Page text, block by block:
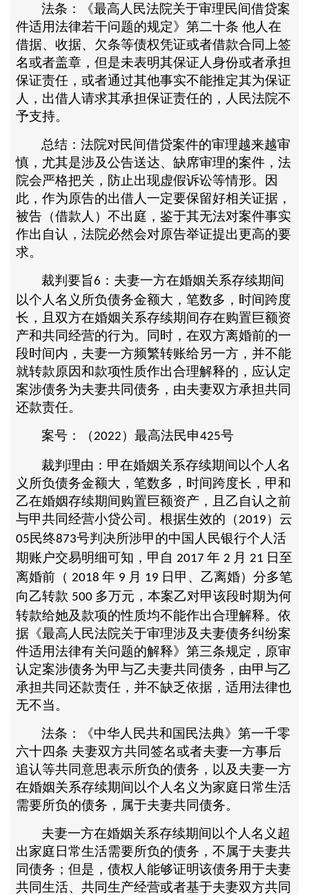
法条：《最高人民法院关于审理民间借贷案
件适用法律若干问题的规定》第二十条 他人在
借据、收据、欠条等债权凭证或者借款合同上签
名或者盖章，但是未表明其保证人身份或者承担
保证责任，或者通过其他事实不能推定其为保证
人，出借人请求其承担保证责任的，人民法院不
予支持。
总结：法院对民间借贷案件的审理越来越审
慎，尤其是涉及公告送达、缺席审理的案件，法
院会严格把关，防止出现虚假诉讼等情形。因
此，作为原告的出借人一定要保留好相关证据，
被告（借款人）不出庭，鉴于其无法对案件事实
作出自认，法院必然会对原告举证提出更高的要
求。
裁判要旨6 ：夫妻一方在婚姻关系存续期间
以个人名义所负债务金额大，笔数多，时间跨度
长，且双方在婚姻关系存续期间存在购置巨额资
产和共同经营的行为。同时，在双方离婚前的一
段时间内，夫妻一方频繁转账给另一方，并不能
就转款原因和款项性质作出合理解释的，应认定
案涉债务为夫妻共同债务，由夫妻双方承担共同
还款责任。
案号：（2022 ）最高法民申425号
裁判理由：甲在婚姻关系存续期间以个人名
义所负债务金额大，笔数多，时间跨度长，甲和
乙在婚姻存续期间购置巨额资产，且乙自认之前
与甲共同经营小贷公司。根据生效的（2019 ）云
05民终873号判决所涉甲的中国人民银行个人活
期账户交易明细可知，甲自 2017年 2 月 21 日至
离婚前（ 2018年 9 月 19 日甲、乙离婚）分多笔
向乙转款 500 多万元，本案乙对甲该段时期为何
转款给她及款项的性质均不能作出合理解释。依
据《最高人民法院关于审理涉及夫妻债务纠纷案
件适用法律有关问题的解释》第三条规定，原审
认定案涉债务为甲与乙夫妻共同债务，由甲与乙
承担共同还款责任，并不缺乏依据，适用法律也
无不当。
法条：《中华人民共和国民法典》第一千零
六十四条 夫妻双方共同签名或者夫妻一方事后
追认等共同意思表示所负的债务，以及夫妻一方
在婚姻关系存续期间以个人名义为家庭日常生活
需要所负的债务，属于夫妻共同债务。
夫妻一方在婚姻关系存续期间以个人名义超
出家庭日常生活需要所负的债务，不属于夫妻共
同债务；但是，债权人能够证明该债务用于夫妻
共同生活、共同生产经营或者基于夫妻双方共同